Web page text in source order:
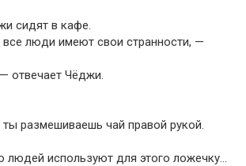
сидят в кафе.
люди имеют свои странности, —
отвечает Чёджи.
размешиваешь чай правой рукой.
людей используют для этого ложечку…